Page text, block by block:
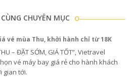
CHUYÊN MỤC
vé mùa Thu, khởi hành chỉ từ 18K
– ĐẶT SỚM, GIÁ TỐT”, Vietravel
vé máy bay giá rẻ cho hành khách
gian tới.